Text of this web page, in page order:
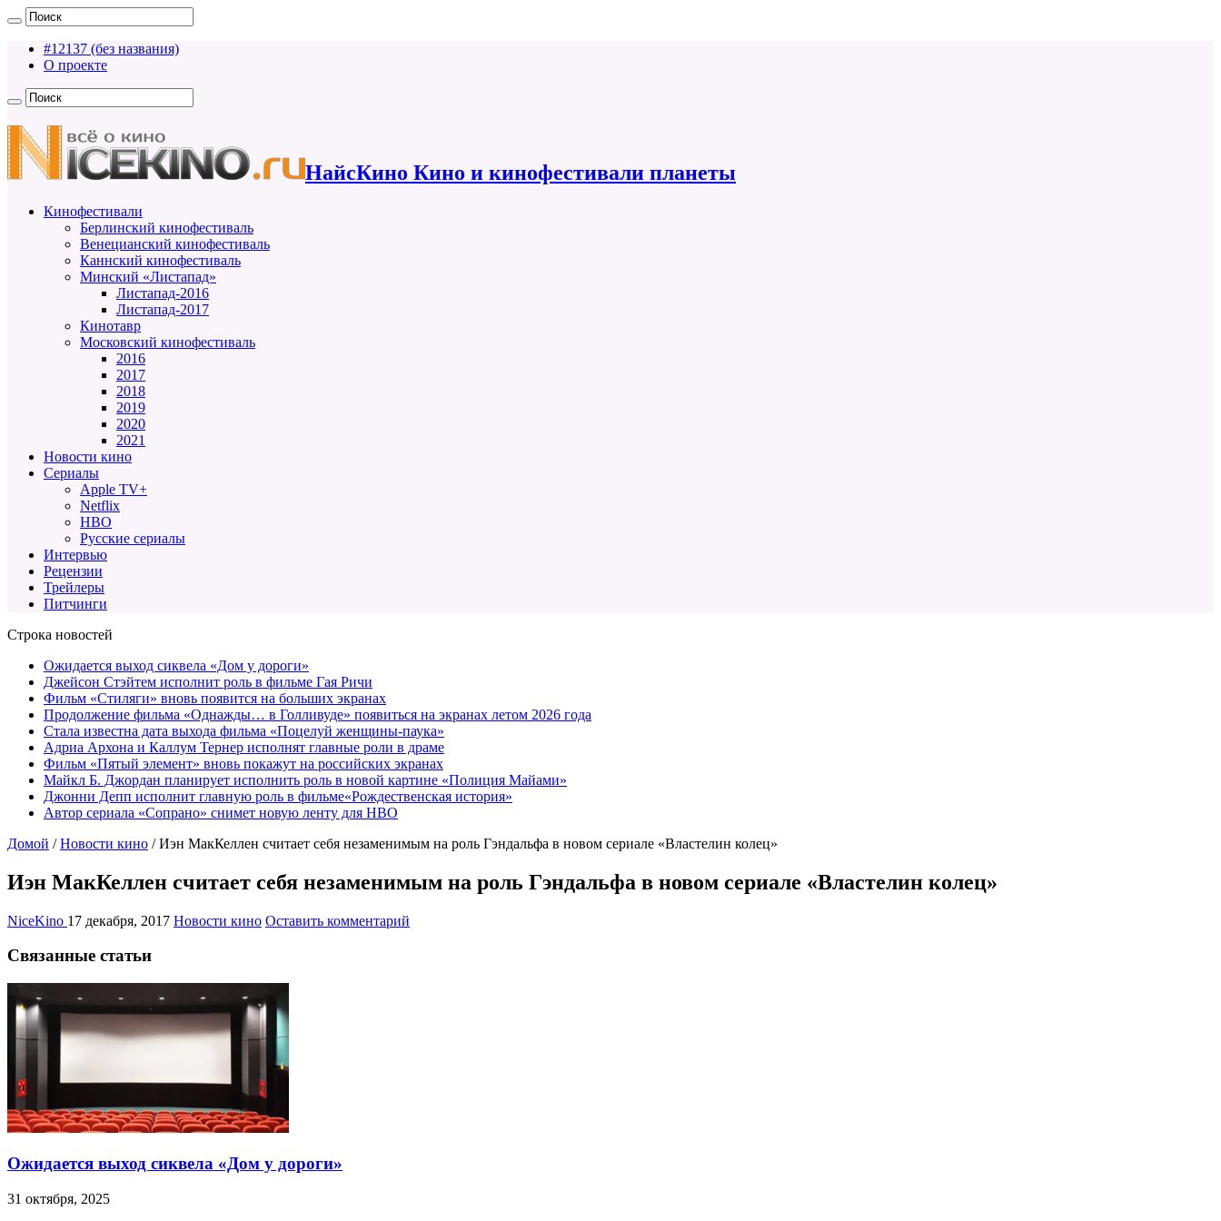
#12137 (без названия)
О проекте
НайсКино Кино и кинофестивали планеты
Кинофестивали
Берлинский кинофестиваль
Венецианский кинофестиваль
Каннский кинофестиваль
Минский «Листапад»
Листапад-2016
Листапад-2017
Кинотавр
Московский кинофестиваль
2016
2017
2018
2019
2020
2021
Новости кино
Сериалы
Apple TV+
Netflix
HBO
Русские сериалы
Интервью
Рецензии
Трейлеры
Питчинги
Строка новостей
Ожидается выход сиквела «Дом у дороги»
Джейсон Стэйтем исполнит роль в фильме Гая Ричи
Фильм «Стиляги» вновь появится на больших экранах
Продолжение фильма «Однажды… в Голливуде» появиться на экранах летом 2026 года
Стала известна дата выхода фильма «Поцелуй женщины-паука»
Адриа Архона и Каллум Тернер исполнят главные роли в драме
Фильм «Пятый элемент» вновь покажут на российских экранах
Майкл Б. Джордан планирует исполнить роль в новой картине «Полиция Майами»
Джонни Депп исполнит главную роль в фильме«Рождественская история»
Автор сериала «Сопрано» снимет новую ленту для HBO
Домой / Новости кино / Иэн МакКеллен считает себя незаменимым на роль Гэндальфа в новом сериале «Властелин колец»
Иэн МакКеллен считает себя незаменимым на роль Гэндальфа в новом сериале «Властелин колец»
NiceKino 17 декабря, 2017 Новости кино Оставить комментарий
Связанные статьи
Ожидается выход сиквела «Дом у дороги»
31 октября, 2025